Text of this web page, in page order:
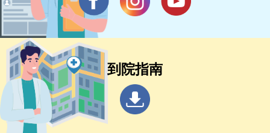
到院指南